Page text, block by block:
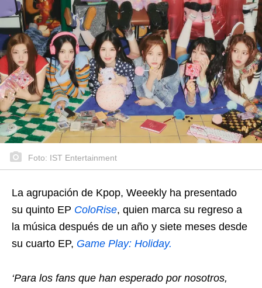
Foto: IST Entertainment
La agrupación de Kpop, Weeekly ha presentado
su quinto EP ColoRise, quien marca su regreso a
la música después de un año y siete meses desde
su cuarto EP, Game Play: Holiday.
‘Para los fans que han esperado por nosotros,